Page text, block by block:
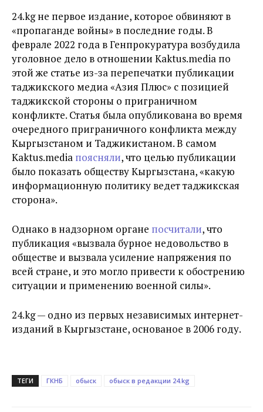
24.kg не первое издание, которое обвиняют в
«пропаганде войны» в последние годы. В
феврале 2022 года в Генпрокуратура возбудила
уголовное дело в отношении Kaktus.media по
этой же статье из-за перепечатки публикации
таджикского медиа «Азия Плюс» с позицией
таджикской стороны о приграничном
конфликте. Статья была опубликована во время
очередного приграничного конфликта между
Кыргызстаном и Таджикистаном. В самом
Kaktus.media поясняли, что целью публикации
было показать обществу Кыргызстана, «какую
информационную политику ведет таджикская
сторона».
Однако в надзорном органе посчитали, что
публикация «вызвала бурное недовольство в
обществе и вызвала усиление напряжения по
всей стране, и это могло привести к обострению
ситуации и применению военной силы».
24.kg — одно из первых независимых интернет-
изданий в Кыргызстане, основаное в 2006 году.
ТЕГИ ГКНБ обыск обыск в редакции 24.kg